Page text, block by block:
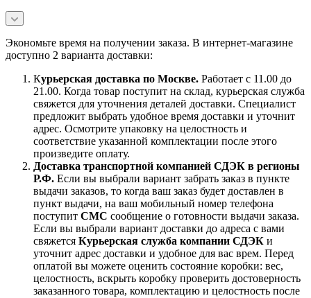
Экономьте время на получении заказа. В интернет-магазине
доступно 2 варианта доставки:
Курьерская доставка по Москве. Работает с 11.00 до
21.00. Когда товар поступит на склад, курьерская служба
свяжется для уточнения деталей доставки. Специалист
предложит выбрать удобное время доставки и уточнит
адрес. Осмотрите упаковку на целостность и
соответствие указанной комплектации после этого
произведите оплату.
Доставка транспортной компанией СДЭК в регионы
Р.Ф. Если вы выбрали вариант забрать заказ в пункте
выдачи заказов, то когда ваш заказ будет доставлен в
пункт выдачи, на ваш мобильный номер телефона
поступит СМС сообщение о готовности выдачи заказа.
Если вы выбрали вариант доставки до адреса с вами
свяжется Курьерская служба компании СДЭК и
уточнит адрес доставки и удобное для вас врем. Перед
оплатой вы можете оценить состояние коробки: вес,
целостность, вскрыть коробку проверить достоверность
заказанного товара, комплектацию и целостность после